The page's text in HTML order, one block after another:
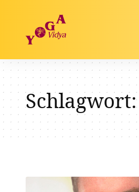
Schlagwort: